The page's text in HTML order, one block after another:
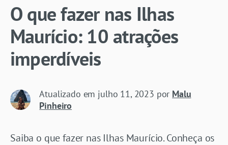
O que fazer nas Ilhas
Maurício: 10 atrações
imperdíveis
Atualizado em julho 11, 2023 por Malu
Pinheiro
Saiba o que fazer nas Ilhas Maurício. Conheça os